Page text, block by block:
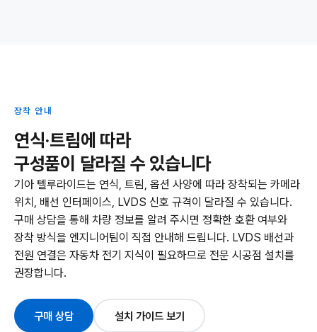
장착 안내
연식·트림에 따라
구성품이 달라질 수 있습니다
기아 텔루라이드는 연식, 트림, 옵션 사양에 따라 장착되는 카메라
위치, 배선 인터페이스, LVDS 신호 규격이 달라질 수 있습니다.
구매 상담을 통해 차량 정보를 알려 주시면 정확한 호환 여부와
장착 방식을 엔지니어팀이 직접 안내해 드립니다. LVDS 배선과
전원 연결은 자동차 전기 지식이 필요하므로 전문 시공점 설치를
권장합니다.
구매 상담 설치 가이드 보기